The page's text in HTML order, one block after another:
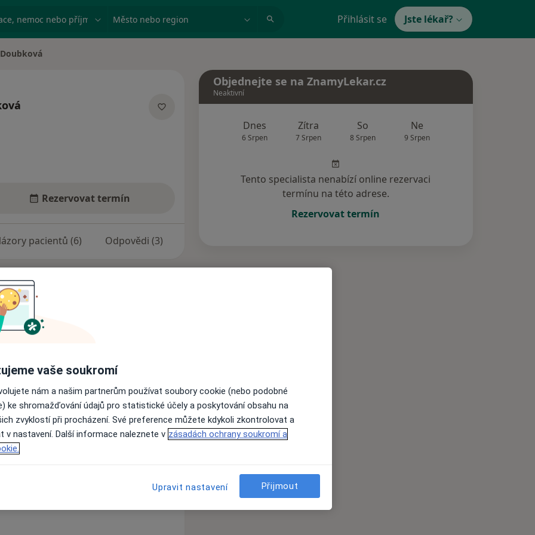
nemoc nebo příjmení Město nebo region Přihlásit se Jste lékař?
Rezervovat termín
pacientů (6) Odpovědi (3)
ve své praxi věnuji více než deset
individuální, párové a skupinové
rodinné terapii a relaxačním
podívat na mé webstránky
e-mailem či přes kalendář
6 u metra Hradčanská, nebo v
Objednejte se na ZnamyLekar.cz
Neaktivní
Dnes
6 Srpen
Zítra
7 Srpen
So
8 Srpen
Ne
9 Srpen
Tento specialista nenabízí online rezervaci
termínu na této adrese.
Rezervovat termín
vaše soukromí
nám a našim partnerům používat soubory cookie (nebo podobné
ke shromažďování údajů pro statistické účely a poskytování obsahu na
zvyklostí při procházení. Své preference můžete kdykoli zkontrolovat a
v nastavení. Další informace naleznete v zásadách ochrany soukromí a
Upravit nastavení Přijmout